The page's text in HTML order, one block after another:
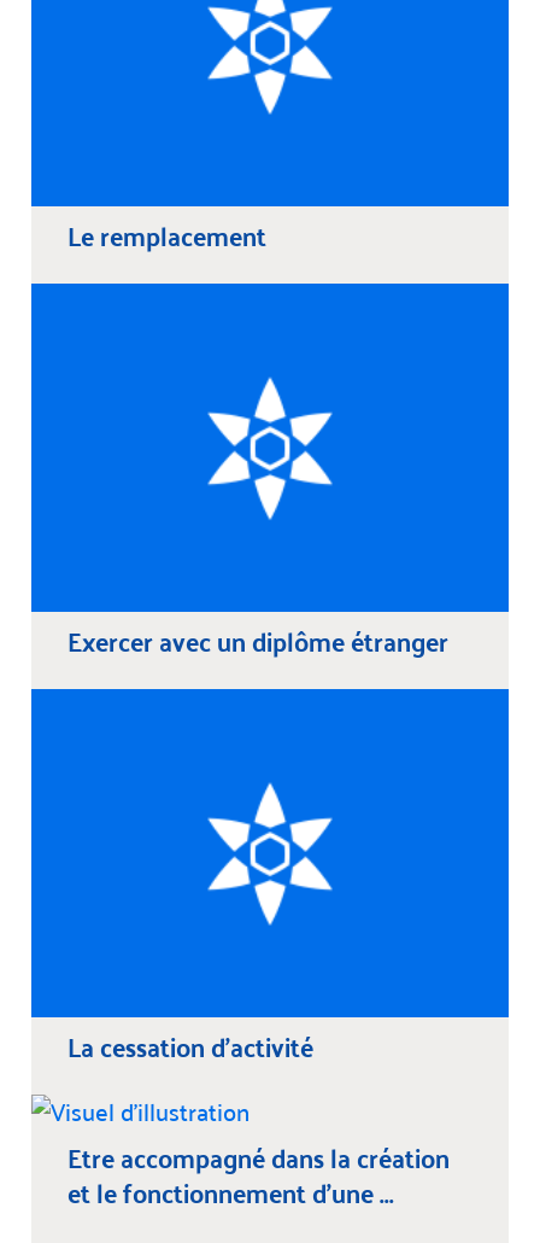
Le remplacement
Exercer avec un diplôme étranger
La cessation d'activité
Etre accompagné dans la création
et le fonctionnement d’une ...